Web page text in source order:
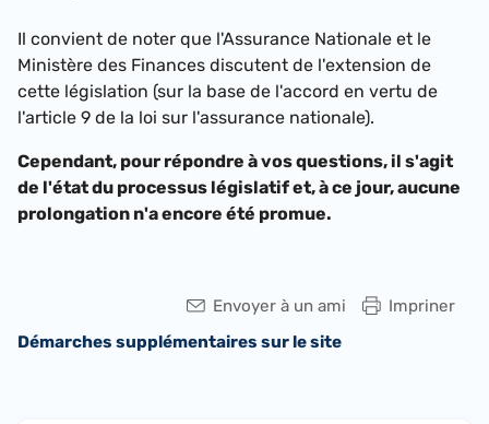
Il convient de noter que l'Assurance Nationale et le
Ministère des Finances discutent de l'extension de
cette législation (sur la base de l'accord en vertu de
l'article 9 de la loi sur l'assurance nationale).
Cependant, pour répondre à vos questions, il s'agit
de l'état du processus législatif et, à ce jour, aucune
prolongation n'a encore été promue.
Impriner
Envoyer à un ami
Démarches supplémentaires sur le site